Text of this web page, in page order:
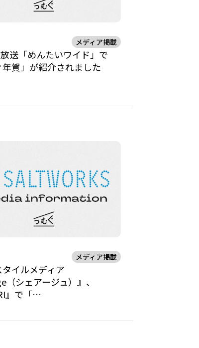
メディア掲載
送「めんたいワイド」で
年賀」が紹介されました
メディア掲載
イルメディア
（シェアージュ）』、
』で「…